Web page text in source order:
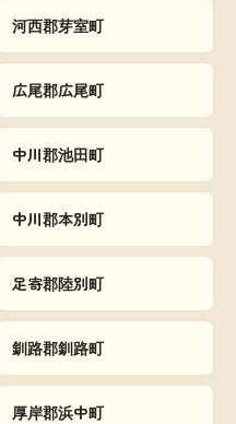
河西郡芽室町
広尾郡広尾町
中川郡池田町
中川郡本別町
足寄郡陸別町
釧路郡釧路町
厚岸郡浜中町